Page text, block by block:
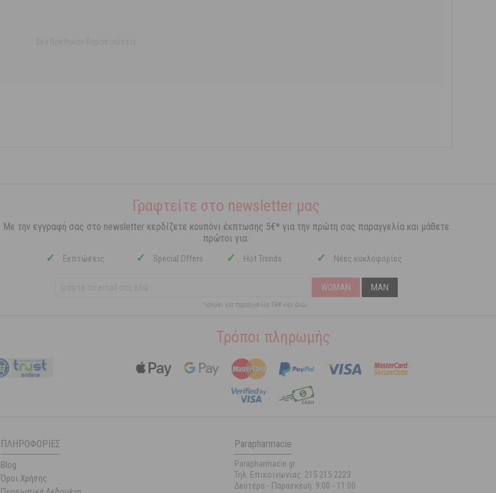
Γραφτείτε στο newsletter μας
Με την εγγραφή σας στο newsletter κερδίζετε κουπόνι έκπτωσης 5€* για την πρώτη σας παραγγελία και μάθετε
πρώτοι για:
✓ Εκπτώσεις ✓ Special Offers ✓ Hot Trends ✓ Νέες κυκλοφορίες
WOMAN MAN
*ισχύει για παραγγελία 59€ και άνω
Τρόποι πληρωμής
ΠΛΗΡΟΦΟΡΊΕΣ
Blog
Όροι Χρήσης
Parapharmacie
Parapharmacie.gr
Τηλ. Επικοινωνίας: 215 215 2223
Δευτέρα - Παρασκευή: 9:00 - 11:00